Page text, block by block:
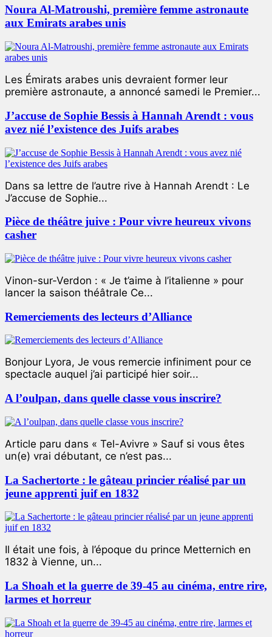
Noura Al-Matroushi, première femme astronaute
aux Emirats arabes unis
Les Émirats arabes unis devraient former leur
première astronaute, a annoncé samedi le Premier...
J’accuse de Sophie Bessis à Hannah Arendt : vous
avez nié l’existence des Juifs arabes
Dans sa lettre de l’autre rive à Hannah Arendt : Le
J’accuse de Sophie...
Pièce de théâtre juive : Pour vivre heureux vivons
casher
Vinon-sur-Verdon : « Je t’aime à l’italienne » pour
lancer la saison théâtrale Ce...
Remerciements des lecteurs d’Alliance
Bonjour Lyora, Je vous remercie infiniment pour ce
spectacle auquel j’ai participé hier soir...
A l’oulpan, dans quelle classe vous inscrire?
Article paru dans « Tel-Avivre » Sauf si vous êtes
un(e) vrai débutant, ce n’est pas...
La Sachertorte : le gâteau princier réalisé par un
jeune apprenti juif en 1832
Il était une fois, à l’époque du prince Metternich en
1832 à Vienne, un...
La Shoah et la guerre de 39-45 au cinéma, entre rire,
larmes et horreur